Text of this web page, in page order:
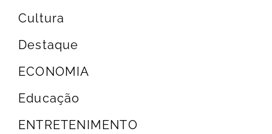
Cultura
Destaque
ECONOMIA
Educação
ENTRETENIMENTO